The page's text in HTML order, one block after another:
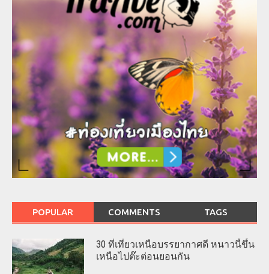
POPULAR COMMENTS TAGS
30 ที่เที่ยวเหนือบรรยากาศดี หนาวนี้ขึ้น
เหนือไปต๊ะต่อนยอนกัน